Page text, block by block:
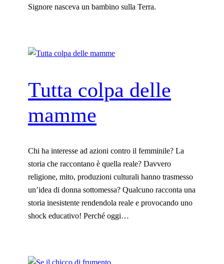
Signore nasceva un bambino sulla Terra.
Tutta colpa delle
mamme
Chi ha interesse ad azioni contro il femminile? La
storia che raccontano è quella reale? Davvero
religione, mito, produzioni culturali hanno trasmesso
un’idea di donna sottomessa? Qualcuno racconta una
storia inesistente rendendola reale e provocando uno
shock educativo! Perché oggi…